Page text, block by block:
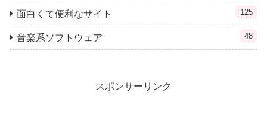
面白くて便利なサイト 125
音楽系ソフトウェア 48
スポンサーリンク